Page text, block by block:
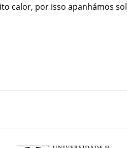
calor, por isso apanhámos sol